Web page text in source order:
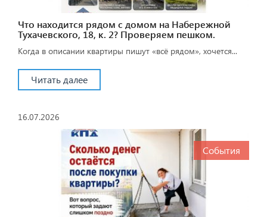
Что находится рядом с домом на Набережной
Тухачевского, 18, к. 2? Проверяем пешком.
Когда в описании квартиры пишут «всё рядом», хочется...
Читать далее
16.07.2026
События